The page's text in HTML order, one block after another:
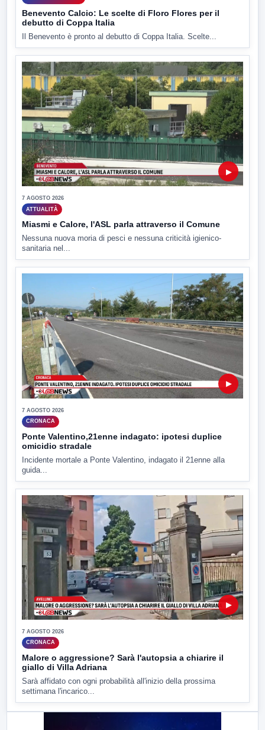
Benevento Calcio: Le scelte di Floro Flores per il
debutto di Coppa Italia
Il Benevento è pronto al debutto di Coppa Italia. Scelte...
▶
7 AGOSTO 2026
ATTUALITÀ
Miasmi e Calore, l'ASL parla attraverso il Comune
Nessuna nuova moria di pesci e nessuna criticità igienico-
sanitaria nel...
▶
7 AGOSTO 2026
CRONACA
Ponte Valentino,21enne indagato: ipotesi duplice
omicidio stradale
Incidente mortale a Ponte Valentino, indagato il 21enne alla
guida...
▶
7 AGOSTO 2026
CRONACA
Malore o aggressione? Sarà l'autopsia a chiarire il
giallo di Villa Adriana
Sarà affidato con ogni probabilità all'inizio della prossima
settimana l'incarico...